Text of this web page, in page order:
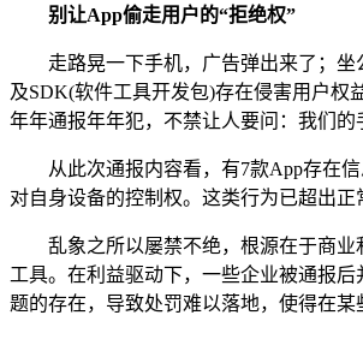
别让App偷走用户的“拒绝权”
走路晃一下手机，广告弹出来了；坐公
及SDK(软件工具开发包)存在侵害用户
年年通报年年犯，不禁让人要问：我们的
从此次通报内容看，有7款App存在信
对自身设备的控制权。这类行为已超出
乱象之所以屡禁不绝，根源在于商业利
工具。在利益驱动下，一些企业被通报
题的存在，导致处罚难以落地，使得在